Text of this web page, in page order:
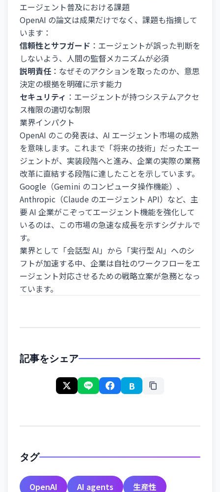
エージェント普及における課題
OpenAI の論文は成果だけでなく、課題も指摘して
います：
信頼性とサフガード ：エージェントが誤った判断を
しないよう、人間の監督メカニズムが必須
説明責任 ：なぜそのアクションを取ったのか、意思
決定の根拠を明確に示す能力
セキュリティ ：エージェントが持つシステムアクセ
ス権限の適切な制限
業界インパクト
OpenAI のこの発表は、AI エージェント市場の成熟
を意味します。これまで「将来の技術」だったエー
ジェントが、実装段階へと進み、企業の実際の業務
改革に直結する段階に達したことを示しています。
Google（Gemini のコンピュータ操作機能）、
Anthropic（Claude のエージェント API）など、主
要 AI 企業がこぞってエージェント機能を強化して
いるのは、この市場の急速な成長を示すシグナルで
す。
業界として「会話型 AI」から「実行型 AI」へのシ
フトが加速する中、企業は自社のワークフローをエ
ージェント対応させるための戦略立案が急務となっ
ています。
記事をシェア
B
タグ
OpenAI AI agents 生産性